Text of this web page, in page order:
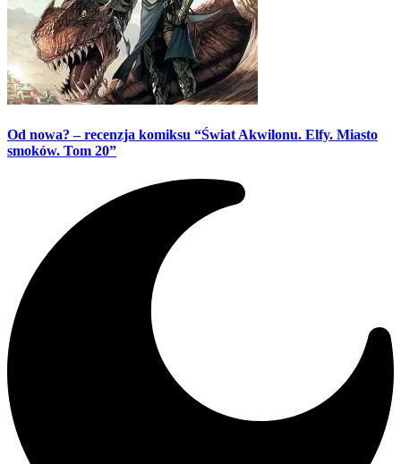
Od nowa? – recenzja komiksu “Świat Akwilonu. Elfy. Miasto
smoków. Tom 20”